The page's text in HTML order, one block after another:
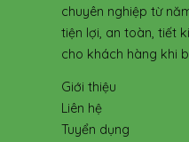
chuyên nghiệp từ
tiện lợi, an toàn, tiết
cho khách hàng khi
Giới thiệu
Liên hệ
Tuyển dụng